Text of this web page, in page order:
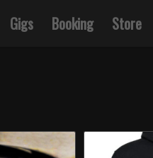
Gigs Booking Store